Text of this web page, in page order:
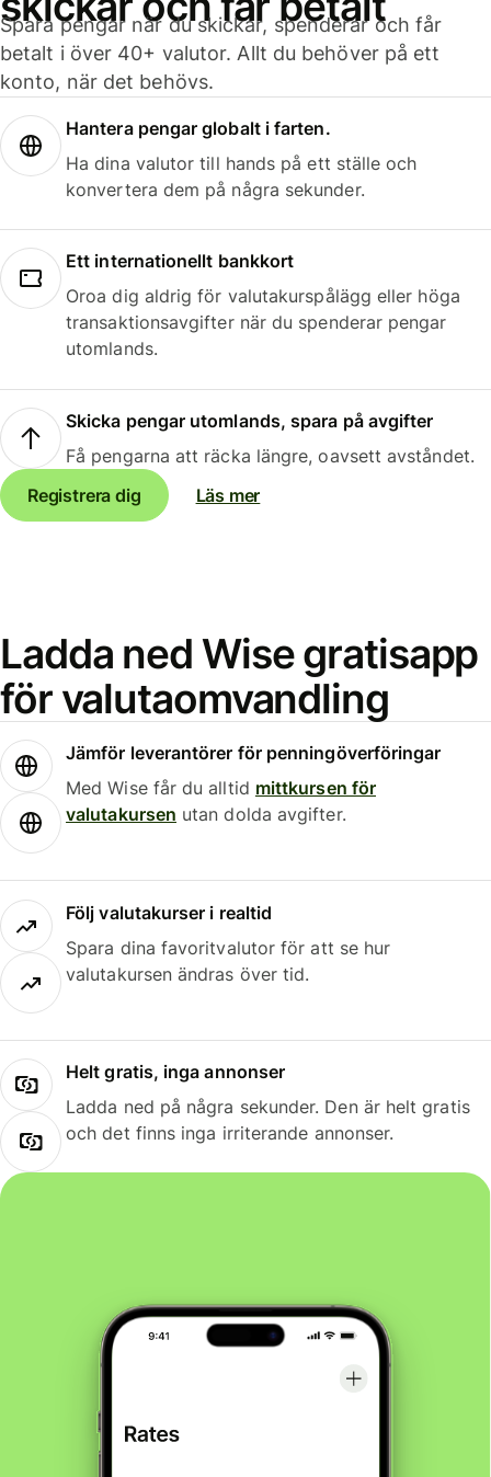
Spara pengar när du skickar, spenderar och får
betalt i över 40+ valutor. Allt du behöver på ett
konto, när det behövs.
Hantera pengar globalt i farten.
Ha dina valutor till hands på ett ställe och
konvertera dem på några sekunder.
Ett internationellt bankkort
Oroa dig aldrig för valutakurspålägg eller höga
transaktionsavgifter när du spenderar pengar
utomlands.
Skicka pengar utomlands, spara på avgifter
Få pengarna att räcka längre, oavsett avståndet.
Registrera dig
Läs mer
Ladda ned Wise gratisapp
för valutaomvandling
Jämför leverantörer för penningöverföringar
Med Wise får du alltid mittkursen för
valutakursen utan dolda avgifter.
Följ valutakurser i realtid
Spara dina favoritvalutor för att se hur
valutakursen ändras över tid.
Helt gratis, inga annonser
Ladda ned på några sekunder. Den är helt gratis
och det finns inga irriterande annonser.